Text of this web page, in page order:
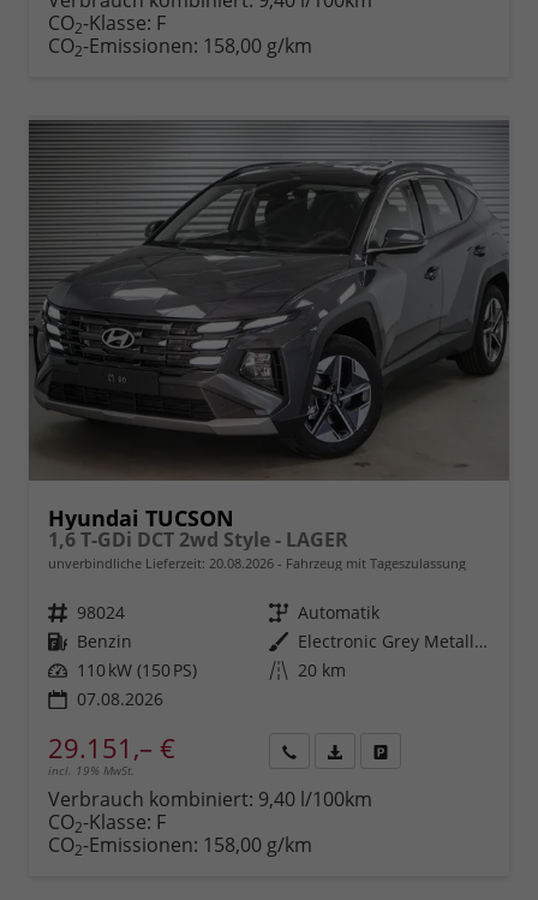
CO2-Klasse: F
CO2-Emissionen: 158,00 g/km
Hyundai TUCSON
1,6 T-GDi DCT 2wd Style - LAGER
unverbindliche Lieferzeit: 20.08.2026 Fahrzeug mit Tageszulassung
Fahrzeugnr. 98024 Getriebe Automatik
Kraftstoff Benzin Außenfarbe
Electronic Grey Metallic ()
Leistung 110 kW (150 PS) Kilometerstand 20 km
07.08.2026
29.151,– €
incl. 19% MwSt.
anfordern
Datei,
Verbrauch kombiniert: 9,40 l/100km
CO2-Klasse: F
CO2-Emissionen: 158,00 g/km